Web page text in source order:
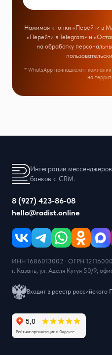
Нажимая кнопки «Перейти в
«Перейти в Telegram» и
на обработку
* WhatsApp принадлежит
на
Интеграции
банков с CRM.
8 (927) 423-86-08
hello@radist.online
ИНН 1686013002 · ОГРН
г. Казань, ул. Аделя Кутуя 50/9,
Входит в реестр российского